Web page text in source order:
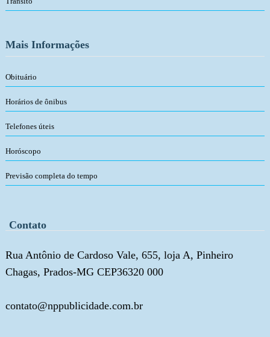
Mais Informações
Obituário
Horários de ônibus
Telefones úteis
Horóscopo
Previsão completa do tempo
Contato
Rua Antônio de Cardoso Vale, 655, loja A, Pinheiro
Chagas, Prados-MG CEP36320 000
contato@nppublicidade.com.br